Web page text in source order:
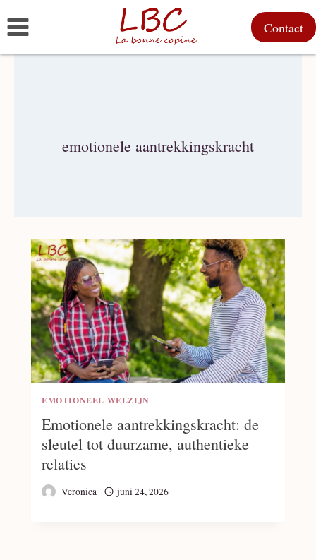
naar
Contact
emotionele aantrekkingskracht
EMOTIONEEL WELZIJN
Emotionele aantrekkingskracht: de
sleutel tot duurzame, authentieke
relaties
Veronica juni 24, 2026